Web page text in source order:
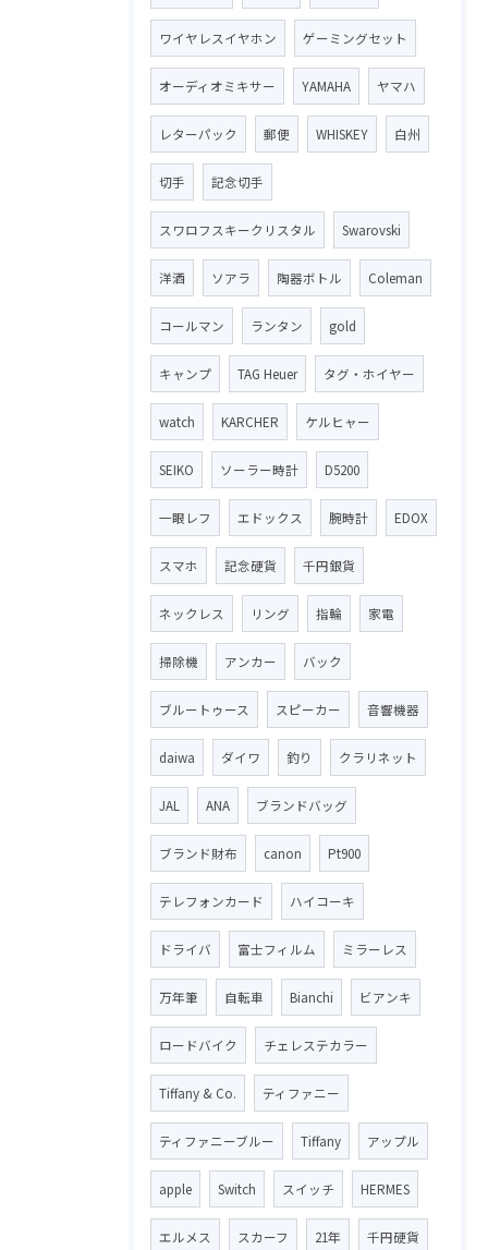
ワイヤレスイヤホン ゲーミングセット
オーディオミキサー YAMAHA ヤマハ
レターパック 郵便 WHISKEY 白州
切手 記念切手
スワロフスキークリスタル Swarovski
洋酒 ソアラ 陶器ボトル Coleman
コールマン ランタン gold
キャンプ TAG Heuer タグ・ホイヤー
watch KARCHER ケルヒャー
SEIKO ソーラー時計 D5200
一眼レフ エドックス 腕時計 EDOX
スマホ 記念硬貨 千円銀貨
ネックレス リング 指輪 家電
掃除機 アンカー バック
ブルートゥース スピーカー 音響機器
daiwa ダイワ 釣り クラリネット
JAL ANA ブランドバッグ
ブランド財布 canon Pt900
テレフォンカード ハイコーキ
ドライバ 富士フィルム ミラーレス
万年筆 自転車 Bianchi ビアンキ
ロードバイク チェレステカラー
Tiffany & Co. ティファニー
ティファニーブルー Tiffany アップル
apple Switch スイッチ HERMES
エルメス スカーフ 21年 千円硬貨